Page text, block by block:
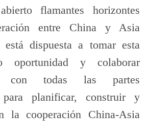
flamantes horizontes
entre China y Asia
está dispuesta a tomar esta
oportunidad y colaborar
con todas las partes
para planificar, construir y
la cooperación China-Asia